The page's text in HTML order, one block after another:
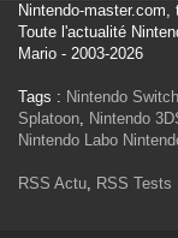
Nintendo-
Toute l'actualité
Mario - 2003-2026
Tags : Nintendo Switch
Splatoon, Nintendo
Nintendo Labo
RSS Actu, RSS Tests